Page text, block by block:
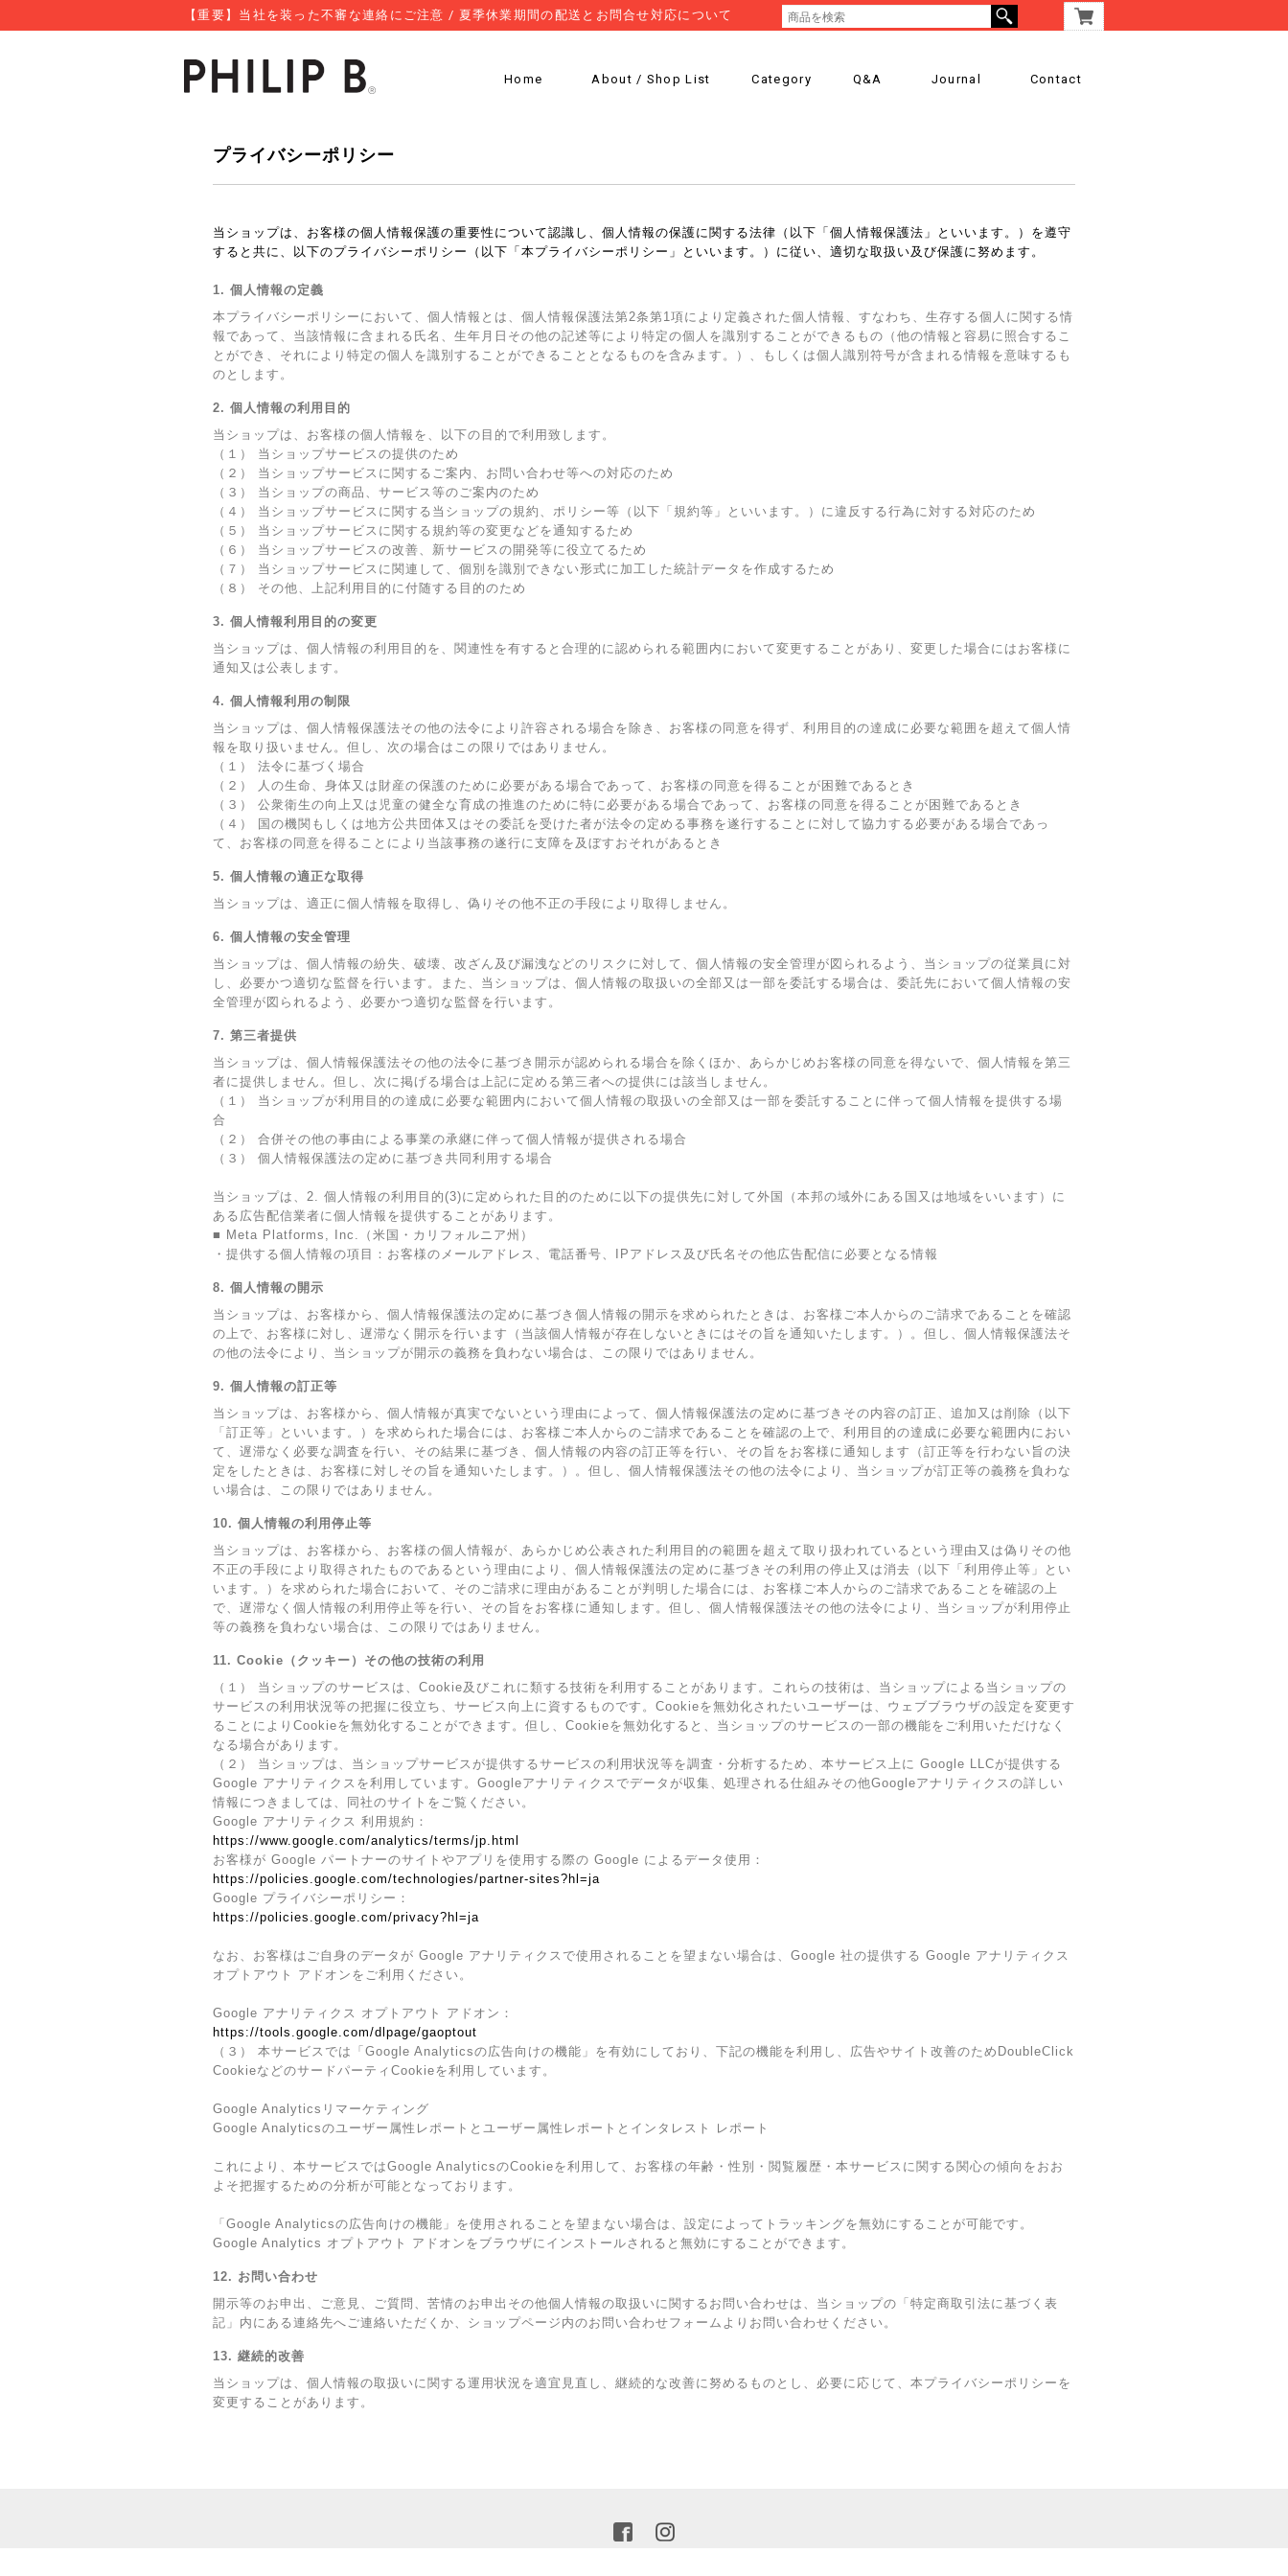
【重要】当社を装った不審な連絡にご注意 / 夏季休業期間の配送とお問合せ対応について
Home About / Shop List Category Q&A Journal Contact
プライバシーポリシー
当ショップは、お客様の個人情報保護の重要性について認識し、個人情報の保護に関する法律（以下「個人情報保護法」といいます。）を遵守
すると共に、以下のプライバシーポリシー（以下「本プライバシーポリシー」といいます。）に従い、適切な取扱い及び保護に努めます。
1. 個人情報の定義
本プライバシーポリシーにおいて、個人情報とは、個人情報保護法第2条第1項により定義された個人情報、すなわち、生存する個人に関する情
報であって、当該情報に含まれる氏名、生年月日その他の記述等により特定の個人を識別することができるもの（他の情報と容易に照合するこ
とができ、それにより特定の個人を識別することができることとなるものを含みます。）、もしくは個人識別符号が含まれる情報を意味するも
のとします。
2. 個人情報の利用目的
当ショップは、お客様の個人情報を、以下の目的で利用致します。
（１） 当ショップサービスの提供のため
（２） 当ショップサービスに関するご案内、お問い合わせ等への対応のため
（３） 当ショップの商品、サービス等のご案内のため
（４） 当ショップサービスに関する当ショップの規約、ポリシー等（以下「規約等」といいます。）に違反する行為に対する対応のため
（５） 当ショップサービスに関する規約等の変更などを通知するため
（６） 当ショップサービスの改善、新サービスの開発等に役立てるため
（７） 当ショップサービスに関連して、個別を識別できない形式に加工した統計データを作成するため
（８） その他、上記利用目的に付随する目的のため
3. 個人情報利用目的の変更
当ショップは、個人情報の利用目的を、関連性を有すると合理的に認められる範囲内において変更することがあり、変更した場合にはお客様に
通知又は公表します。
4. 個人情報利用の制限
当ショップは、個人情報保護法その他の法令により許容される場合を除き、お客様の同意を得ず、利用目的の達成に必要な範囲を超えて個人情
報を取り扱いません。但し、次の場合はこの限りではありません。
（１） 法令に基づく場合
（２） 人の生命、身体又は財産の保護のために必要がある場合であって、お客様の同意を得ることが困難であるとき
（３） 公衆衛生の向上又は児童の健全な育成の推進のために特に必要がある場合であって、お客様の同意を得ることが困難であるとき
（４） 国の機関もしくは地方公共団体又はその委託を受けた者が法令の定める事務を遂行することに対して協力する必要がある場合であっ
て、お客様の同意を得ることにより当該事務の遂行に支障を及ぼすおそれがあるとき
5. 個人情報の適正な取得
当ショップは、適正に個人情報を取得し、偽りその他不正の手段により取得しません。
6. 個人情報の安全管理
当ショップは、個人情報の紛失、破壊、改ざん及び漏洩などのリスクに対して、個人情報の安全管理が図られるよう、当ショップの従業員に対
し、必要かつ適切な監督を行います。また、当ショップは、個人情報の取扱いの全部又は一部を委託する場合は、委託先において個人情報の安
全管理が図られるよう、必要かつ適切な監督を行います。
7. 第三者提供
当ショップは、個人情報保護法その他の法令に基づき開示が認められる場合を除くほか、あらかじめお客様の同意を得ないで、個人情報を第三
者に提供しません。但し、次に掲げる場合は上記に定める第三者への提供には該当しません。
（１） 当ショップが利用目的の達成に必要な範囲内において個人情報の取扱いの全部又は一部を委託することに伴って個人情報を提供する場
合
（２） 合併その他の事由による事業の承継に伴って個人情報が提供される場合
（３） 個人情報保護法の定めに基づき共同利用する場合
当ショップは、2. 個人情報の利用目的(3)に定められた目的のために以下の提供先に対して外国（本邦の域外にある国又は地域をいいます）に
ある広告配信業者に個人情報を提供することがあります。
■ Meta Platforms, Inc.（米国・カリフォルニア州）
・提供する個人情報の項目：お客様のメールアドレス、電話番号、IPアドレス及び氏名その他広告配信に必要となる情報
8. 個人情報の開示
当ショップは、お客様から、個人情報保護法の定めに基づき個人情報の開示を求められたときは、お客様ご本人からのご請求であることを確認
の上で、お客様に対し、遅滞なく開示を行います（当該個人情報が存在しないときにはその旨を通知いたします。）。但し、個人情報保護法そ
の他の法令により、当ショップが開示の義務を負わない場合は、この限りではありません。
9. 個人情報の訂正等
当ショップは、お客様から、個人情報が真実でないという理由によって、個人情報保護法の定めに基づきその内容の訂正、追加又は削除（以下
「訂正等」といいます。）を求められた場合には、お客様ご本人からのご請求であることを確認の上で、利用目的の達成に必要な範囲内におい
て、遅滞なく必要な調査を行い、その結果に基づき、個人情報の内容の訂正等を行い、その旨をお客様に通知します（訂正等を行わない旨の決
定をしたときは、お客様に対しその旨を通知いたします。）。但し、個人情報保護法その他の法令により、当ショップが訂正等の義務を負わな
い場合は、この限りではありません。
10. 個人情報の利用停止等
当ショップは、お客様から、お客様の個人情報が、あらかじめ公表された利用目的の範囲を超えて取り扱われているという理由又は偽りその他
不正の手段により取得されたものであるという理由により、個人情報保護法の定めに基づきその利用の停止又は消去（以下「利用停止等」とい
います。）を求められた場合において、そのご請求に理由があることが判明した場合には、お客様ご本人からのご請求であることを確認の上
で、遅滞なく個人情報の利用停止等を行い、その旨をお客様に通知します。但し、個人情報保護法その他の法令により、当ショップが利用停止
等の義務を負わない場合は、この限りではありません。
11. Cookie（クッキー）その他の技術の利用
（１） 当ショップのサービスは、Cookie及びこれに類する技術を利用することがあります。これらの技術は、当ショップによる当ショップの
サービスの利用状況等の把握に役立ち、サービス向上に資するものです。Cookieを無効化されたいユーザーは、ウェブブラウザの設定を変更す
ることによりCookieを無効化することができます。但し、Cookieを無効化すると、当ショップのサービスの一部の機能をご利用いただけなく
なる場合があります。
（２） 当ショップは、当ショップサービスが提供するサービスの利用状況等を調査・分析するため、本サービス上に Google LLCが提供する
Google アナリティクスを利用しています。Googleアナリティクスでデータが収集、処理される仕組みその他Googleアナリティクスの詳しい
情報につきましては、同社のサイトをご覧ください。
Google アナリティクス 利用規約：
https://www.google.com/analytics/terms/jp.html
お客様が Google パートナーのサイトやアプリを使用する際の Google によるデータ使用：
https://policies.google.com/technologies/partner-sites?hl=ja
Google プライバシーポリシー：
https://policies.google.com/privacy?hl=ja
なお、お客様はご自身のデータが Google アナリティクスで使用されることを望まない場合は、Google 社の提供する Google アナリティクス
オプトアウト アドオンをご利用ください。
Google アナリティクス オプトアウト アドオン：
https://tools.google.com/dlpage/gaoptout
（３） 本サービスでは「Google Analyticsの広告向けの機能」を有効にしており、下記の機能を利用し、広告やサイト改善のためDoubleClick
CookieなどのサードパーティCookieを利用しています。
Google Analyticsリマーケティング
Google Analyticsのユーザー属性レポートとユーザー属性レポートとインタレスト レポート
これにより、本サービスではGoogle AnalyticsのCookieを利用して、お客様の年齢・性別・閲覧履歴・本サービスに関する関心の傾向をおお
よそ把握するための分析が可能となっております。
「Google Analyticsの広告向けの機能」を使用されることを望まない場合は、設定によってトラッキングを無効にすることが可能です。
Google Analytics オプトアウト アドオンをブラウザにインストールされると無効にすることができます。
12. お問い合わせ
開示等のお申出、ご意見、ご質問、苦情のお申出その他個人情報の取扱いに関するお問い合わせは、当ショップの「特定商取引法に基づく表
記」内にある連絡先へご連絡いただくか、ショップページ内のお問い合わせフォームよりお問い合わせください。
13. 継続的改善
当ショップは、個人情報の取扱いに関する運用状況を適宜見直し、継続的な改善に努めるものとし、必要に応じて、本プライバシーポリシーを
変更することがあります。